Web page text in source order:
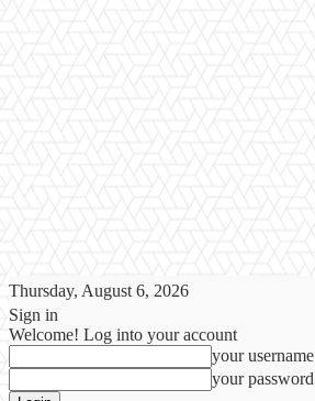
Thursday, August 6, 2026
Sign in
Welcome! Log into your account
your username
your password